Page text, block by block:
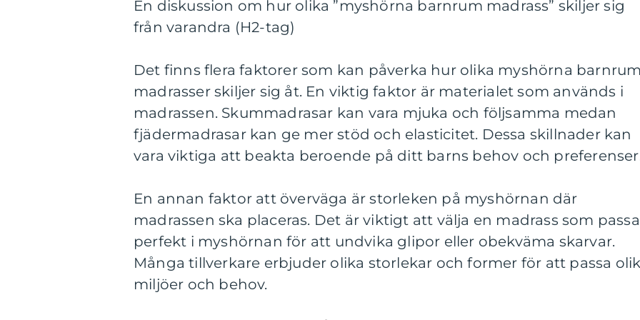
En diskussion om hur olika ”myshörna barnrum madrass” skiljer sig
från varandra (H2-tag)
Det finns flera faktorer som kan påverka hur olika myshörna barnrum
madrasser skiljer sig åt. En viktig faktor är materialet som används i
madrassen. Skummadrasar kan vara mjuka och följsamma medan
fjädermadrasar kan ge mer stöd och elasticitet. Dessa skillnader kan
vara viktiga att beakta beroende på ditt barns behov och
En annan faktor att överväga är storleken på myshörnan där
madrassen ska placeras. Det är viktigt att välja en madrass som
perfekt i myshörnan för att undvika glipor eller obekväma skarvar.
Många tillverkare erbjuder olika storlekar och former för att passa
miljöer och behov.